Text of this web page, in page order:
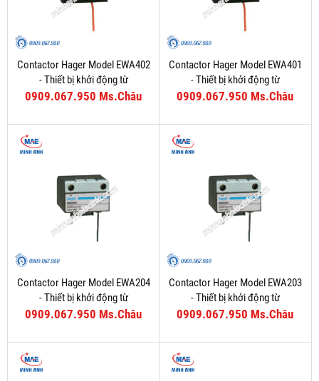
Contactor Hager Model EWA402
- Thiết bị khởi động từ
0909.067.950 Ms.Châu
Contactor Hager Model EWA401
- Thiết bị khởi động từ
0909.067.950 Ms.Châu
Contactor Hager Model EWA204
- Thiết bị khởi động từ
0909.067.950 Ms.Châu
Contactor Hager Model EWA203
- Thiết bị khởi động từ
0909.067.950 Ms.Châu